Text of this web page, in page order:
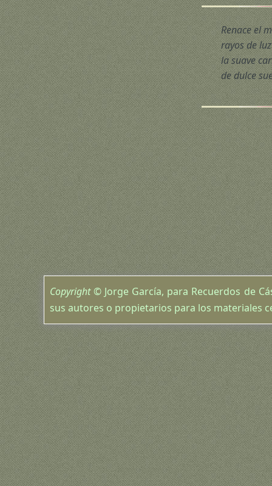
Renace el
rayos de
la suave
de dulce
Copyright© Jorge García, para Recuerdos de
sus autores o propietarios para los materiales